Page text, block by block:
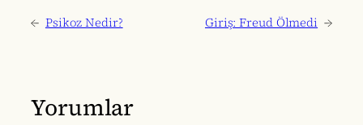
← Psikoz Nedir? Giriş: Freud Ölmedi →
Yorumlar